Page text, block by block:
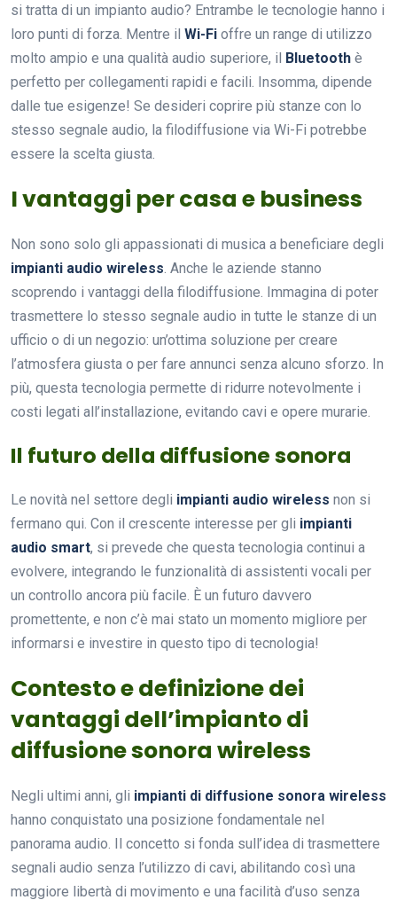
si tratta di un impianto audio? Entrambe le tecnologie hanno i
loro punti di forza. Mentre il Wi-Fi offre un range di utilizzo
molto ampio e una qualità audio superiore, il Bluetooth è
perfetto per collegamenti rapidi e facili. Insomma, dipende
dalle tue esigenze! Se desideri coprire più stanze con lo
stesso segnale audio, la filodiffusione via Wi-Fi potrebbe
essere la scelta giusta.
I vantaggi per casa e business
Non sono solo gli appassionati di musica a beneficiare degli
impianti audio wireless. Anche le aziende stanno
scoprendo i vantaggi della filodiffusione. Immagina di poter
trasmettere lo stesso segnale audio in tutte le stanze di un
ufficio o di un negozio: un’ottima soluzione per creare
l’atmosfera giusta o per fare annunci senza alcuno sforzo. In
più, questa tecnologia permette di ridurre notevolmente i
costi legati all’installazione, evitando cavi e opere murarie.
Il futuro della diffusione sonora
Le novità nel settore degli impianti audio wireless non si
fermano qui. Con il crescente interesse per gli impianti
audio smart, si prevede che questa tecnologia continui a
evolvere, integrando le funzionalità di assistenti vocali per
un controllo ancora più facile. È un futuro davvero
promettente, e non c’è mai stato un momento migliore per
informarsi e investire in questo tipo di tecnologia!
Contesto e definizione dei
vantaggi dell’impianto di
diffusione sonora wireless
Negli ultimi anni, gli impianti di diffusione sonora wireless
hanno conquistato una posizione fondamentale nel
panorama audio. Il concetto si fonda sull’idea di trasmettere
segnali audio senza l’utilizzo di cavi, abilitando così una
maggiore libertà di movimento e una facilità d’uso senza